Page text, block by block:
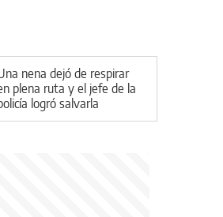
nena dejó de respirar
plena ruta y el jefe de la
logró salvarla